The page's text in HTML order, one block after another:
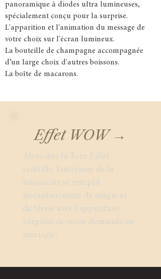
panoramique à diodes ultra lumineuses,
spécialement conçu pour la surprise.
L'apparition et l'animation du message de
votre choix sur l'écran lumineux.
La bouteille de champagne accompagnée
d’un large choix d'autres boissons.
La boîte de macarons.
Effet WOW →
Alors que la Tour Eiffel
scintille, l'intérieur de la
limousine se remplit
instantanément de magie et
de féerie avec l'apparition
surprise de votre demande en
mariage !